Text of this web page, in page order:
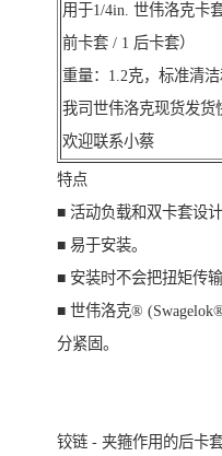
用于1/4in. 世伟洛克卡
前卡套 / 1 后卡套）
重量：1.2克，标准清洁
我司世伟洛克现货发货
欢迎联系小蔡
特点
■ 活动负载和双卡套设计
■ 易于安装。
■ 安装时不会把扭矩传输
■ 世伟洛克®
分紧固。
铰链 - 夹箍作用的后卡